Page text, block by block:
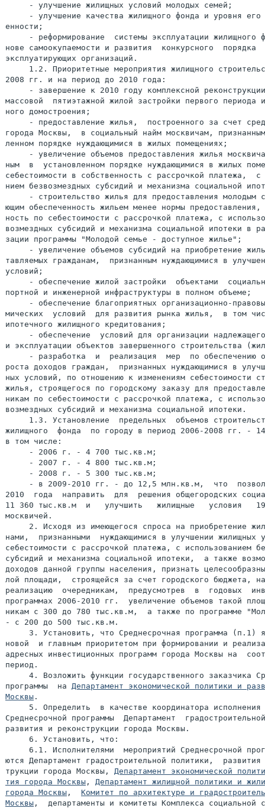
     - улучшение жилищных условий молодых семей;
- улучшение качества жилищного фонда и уровня его
енности;
- реформирование  системы эксплуатации жилищного
нове самоокупаемости и развития  конкурсного  порядка
эксплуатирующих организаций.
1.2. Приоритетные мероприятия жилищного
2008 гг. и на период до 2010 года:
- завершение к 2010 году комплексной
массовой  пятиэтажной жилой застройки первого периода
ного домостроения;
- предоставление жилья,  построенного за счет
города Москвы,  в социальный найм москвичам,
ленном порядке нуждающимися в жилых помещениях;
- увеличение объемов предоставления жилья
ным  в  установленном порядке нуждающимися в жилых
себестоимости в собственность с рассрочкой платежа,  с
нием безвозмездных субсидий и механизма социальной
- строительство жилья для предоставления молодым
ющим обеспеченность жильем менее нормы
ность по себестоимости с рассрочкой платежа, с
возмездных субсидий и механизма социальной ипотеки в
зации программы "Молодой семье - доступное жилье";
- увеличение объемов субсидий на приобретение
тавляемых гражданам,  признанным нуждающимися в
условий;
- обеспечение жилой застройки  объектами
портной и инженерной инфраструктуры в полном объеме;
- обеспечение благоприятных организационно-
мических  условий  для развития рынка жилья,  в том
ипотечного жилищного кредитования;
- обеспечение  условий для организации
и эксплуатации объектов завершенного строительства
- разработка  и  реализация  мер  по обеспечению
роста доходов граждан,  признанных нуждающимися в
ных условий, по отношению к изменениям себестоимости
жилья, строящегося по городскому заказу для
никам по себестоимости с рассрочкой платежа, с
возмездных субсидий и механизма социальной ипотеки.
1.3. Установление  предельных  объемов
жилищного  фонда  по городу в период 2006-2008 гг. -
в том числе:
     - 2006 г. - 4 700 тыс.кв.м;
     - 2007 г. - 4 800 тыс.кв.м;
     - 2008 г. - 5 300 тыс.кв.м;
- в 2009-2010 гг. - до 12,5 млн.кв.м,  что
2010  года  направить  для  решения общегородских
11 360 тыс.кв.м  и   улучшить   жилищные   условия
москвичей.
2. Исходя из имеющегося спроса на приобретение
нами,  признанными  нуждающимися в улучшении жилищных
себестоимости с рассрочкой платежа, с использованием
субсидий и механизма социальной ипотеки,  а также
доходов данной группы населения, признать
лой площади,  строящейся за счет городского бюджета,
реализацию  очередникам,  предусмотрев  в  годовых
программах 2006-2010 гг.  увеличение объемов такой
никам с 300 до 780 тыс.кв.м,  а также по программе
- с 200 до 500 тыс.кв.м.
3. Установить, что Среднесрочная программа (п.1)
новой  и главным приоритетом при формировании и
адресных инвестиционных программ города Москвы на
период.
4. Возложить функции государственного заказчика
программы  на Департамент экономической политики и
Москвы .
5. Определить  в качестве координатора исполнения
Среднесрочной программы  Департамент
развития и реконструкции города Москвы.
     6. Установить, что:
6.1. Исполнителями  мероприятий Среднесрочной
ются Департамент градостроительной политики,
трукции города Москвы, Департамент экономической
тия города Москвы , Департамент жилищной политики и
города Москвы , Комитет по архитектуре и
Москвы ,  департаменты и комитеты Комплекса социальной